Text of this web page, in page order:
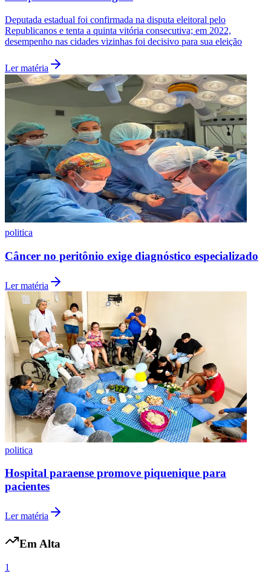
Botafogo
Grêmio
Deputada estadual foi confirmada na disputa eleitoral pelo
Republicanos e tenta a quinta vitória consecutiva; em 2022,
desempenho nas cidades vizinhas foi decisivo para sua eleição
Ler matéria
politica
Câncer no peritônio exige diagnóstico especializado
Ler matéria
politica
Hospital paraense promove piquenique para
pacientes
Ler matéria
Em Alta
1